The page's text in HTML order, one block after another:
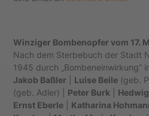
Winziger Bombenopfer vom 17.
Nach dem Sterbebuch der Stadt
1945 durch „Bombeneinwirkung“
Jakob Baßler
Luise Beile (geb.
(geb. Adler) | Peter Burk
Ernst Eberle
Katharina